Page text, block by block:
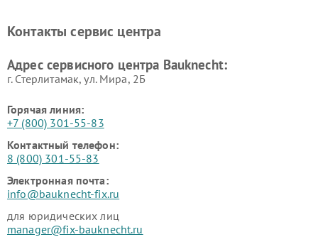
Контакты сервис центра
Адрес сервисного центра Bauknecht:
г. Стерлитамак, ул. Мира, 2Б
Горячая линия:
+7 (800) 301-55-83
Контактный телефон:
8 (800) 301-55-83
Электронная почта:
info@bauknecht-fix.ru
для юридических лиц
manager@fix-bauknecht.ru